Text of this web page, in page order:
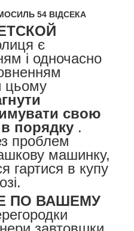
54 ВІДСЕКА
є
і одночасно
цьому
свою
порядку .
проблем
машинку,
гартися в купу
ПО ВАШЕМУ